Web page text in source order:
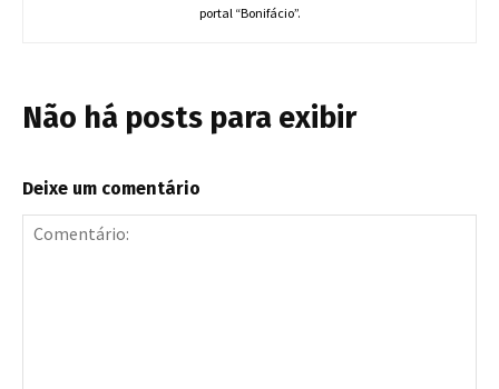
portal “Bonifácio”.
Não há posts para exibir
Deixe um comentário